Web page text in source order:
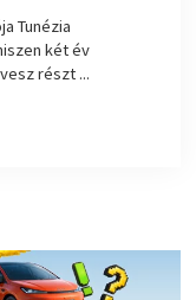
Tunézia
két év
részt ...